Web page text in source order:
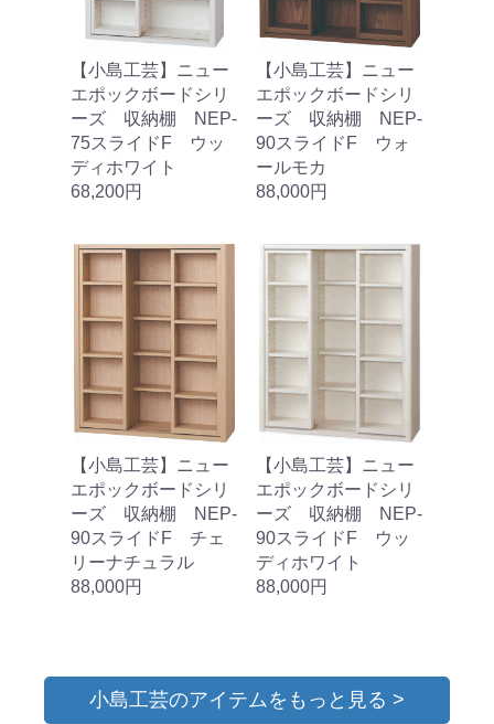
【小島工芸】ニュー
エポックボードシリ
ーズ 収納棚 NEP‐
75スライドF ウッ
ディホワイト
68,200円
【小島工芸】ニュー
エポックボードシリ
ーズ 収納棚 NEP‐
90スライドF ウォ
ールモカ
88,000円
【小島工芸】ニュー
エポックボードシリ
ーズ 収納棚 NEP‐
90スライドF チェ
リーナチュラル
88,000円
【小島工芸】ニュー
エポックボードシリ
ーズ 収納棚 NEP‐
90スライドF ウッ
ディホワイト
88,000円
小島工芸のアイテムをもっと見る >